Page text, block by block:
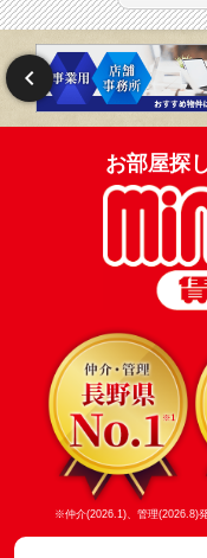
お部屋探
※仲介(2026.1)、管理(2026.8)